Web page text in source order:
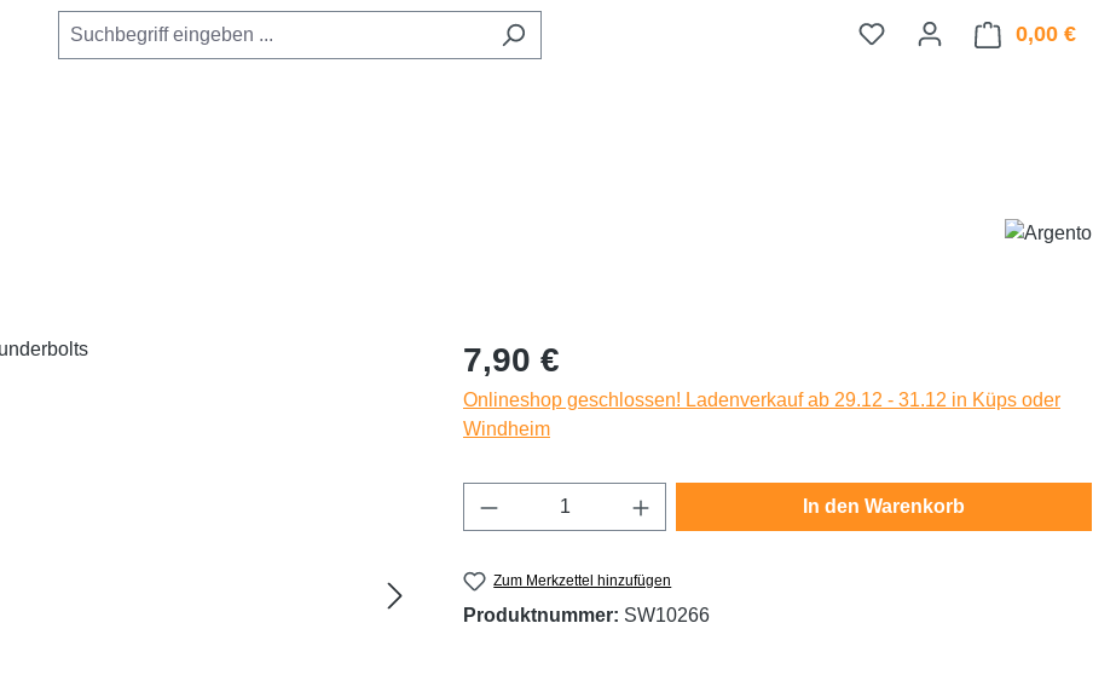
0,00 €
Regulärer Preis:
7,90 €
Onlineshop geschlossen! Ladenverkauf ab 29.12 - 31.12 in Küps oder
Windheim
Produkt Anzahl: Gib den gewünschten Wert ein
In den Warenkorb
Zum Merkzettel hinzufügen
Produktnummer: SW10266